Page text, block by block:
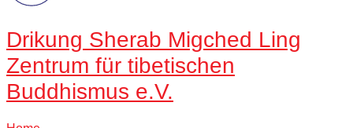
Drikung Sherab Migched Ling
Zentrum für tibetischen
Buddhismus e.V.